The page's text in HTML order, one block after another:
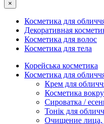
×
Косметика для
Декоративная
Косметика для волос
Косметика для тела
Корейська косметика
Косметика для
Крем для
Косметика
Сироватка /
Тонік для
Очищение лица,